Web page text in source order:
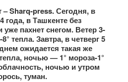
– Sharq-press. Сегодня, в
года, в Ташкенте без
пахнет снегом. Ветер 3-
тепла. Завтра, в четверг 5
ожидается такая же
ночью — 1° мороза-1°
ночью и утром
туман.